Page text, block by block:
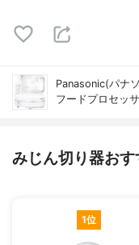
Panasonic(パナ
フードプロセッ
みじん切り器お
1位